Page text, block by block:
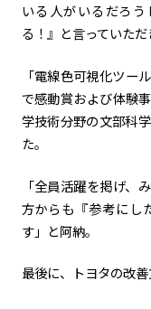
いる人がいるだろ
る！』と言っていただ
「電線色可視化ツー
で感動賞および体験
学技術分野の文部科
た。
「全員活躍を掲げ、
方からも『参考にし
す」と阿納。
最後に、トヨタの改善